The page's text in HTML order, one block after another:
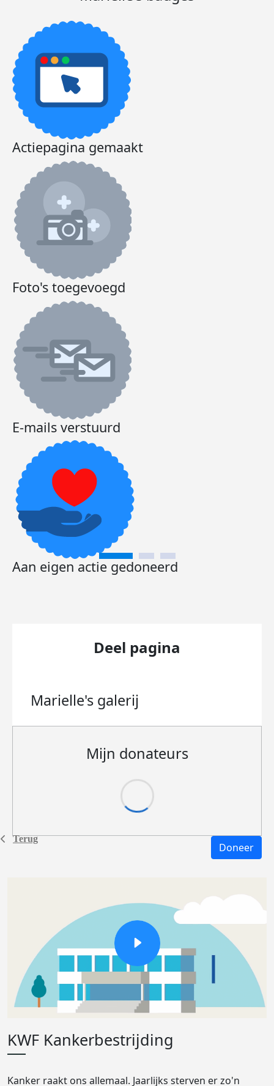
Terug
Actiepagina gemaakt
Foto's toegevoegd
E-mails verstuurd
Aan eigen actie gedoneerd
Deel pagina
Marielle's galerij
Mijn donateurs
Doneer
KWF Kankerbestrijding
Kanker raakt ons allemaal. Jaarlijks sterven er zo'n